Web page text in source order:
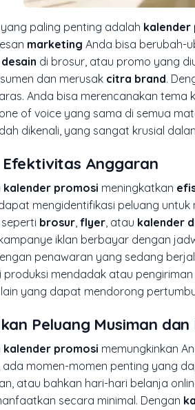
paling penting adalah kalender
marketing Anda bisa berubah-
desain di brosur, atau promo yang
dan merusak citra brand.
Anda bisa merencanakan
of voice yang sama di semua
dikenali, yang sangat krusial
Efektivitas Anggaran
kalender promosi meningkatkan
mengidentifikasi peluang
brosur, flyer, atau kalender
iklan berbayar dengan
penawaran yang sedang
mendadak atau
yang dapat mendorong
Peluang Musiman dan
kalender promosi memungkinkan
ada momen-momen penting yang
atau bahkan hari-hari belanja
secara minimal. Dengan